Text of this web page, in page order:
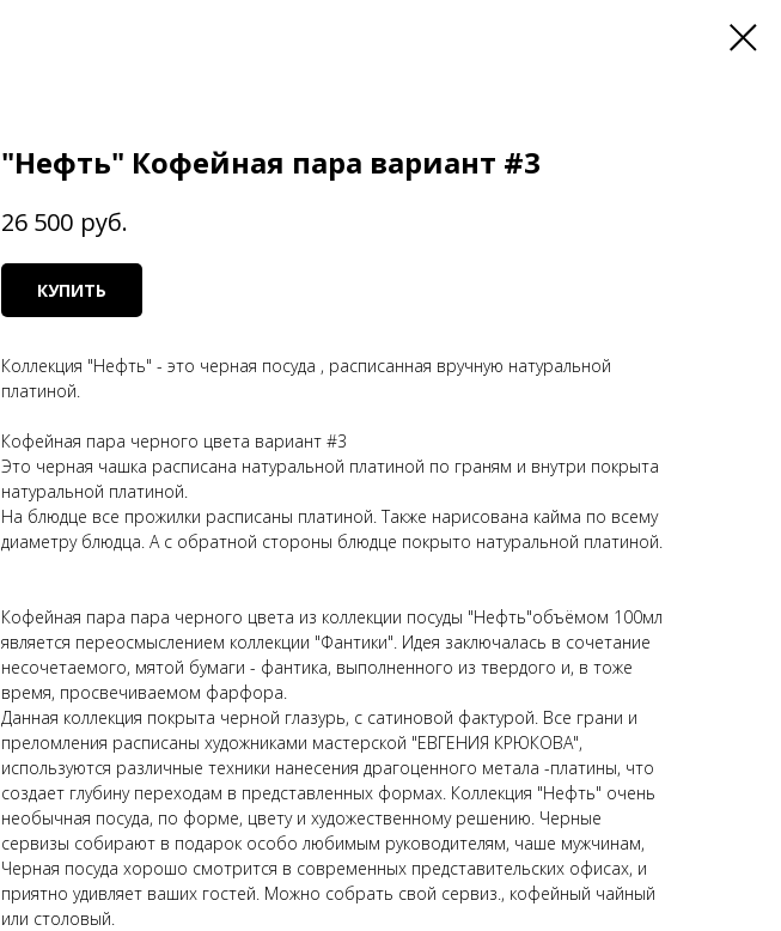
"Нефть" Кофейная пара вариант #3
26 500 руб.
КУПИТЬ
Коллекция "Нефть" - это черная посуда , расписанная вручную натуральной
платиной.
Кофейная пара черного цвета вариант #3
Это черная чашка расписана натуральной платиной по граням и внутри покрыта
натуральной платиной.
На блюдце все прожилки расписаны платиной. Также нарисована кайма по всему
диаметру блюдца. А с обратной стороны блюдце покрыто натуральной платиной.
Кофейная пара пара черного цвета из коллекции посуды "Нефть"объёмом 100мл
является переосмыслением коллекции "Фантики". Идея заключалась в сочетание
несочетаемого, мятой бумаги - фантика, выполненного из твердого и, в тоже
время, просвечиваемом фарфора.
Данная коллекция покрыта черной глазурь, с сатиновой фактурой. Все грани и
преломления расписаны художниками мастерской "ЕВГЕНИЯ КРЮКОВА",
используются различные техники нанесения драгоценного метала -платины, что
создает глубину переходам в представленных формах. Коллекция "Нефть" очень
необычная посуда, по форме, цвету и художественному решению. Черные
сервизы собирают в подарок особо любимым руководителям, чаше мужчинам,
Черная посуда хорошо смотрится в современных представительских офисах, и
приятно удивляет ваших гостей. Можно собрать свой сервиз., кофейный чайный
или столовый.